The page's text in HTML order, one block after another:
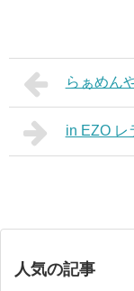
らぁめん
in EZO レ
人気の記事